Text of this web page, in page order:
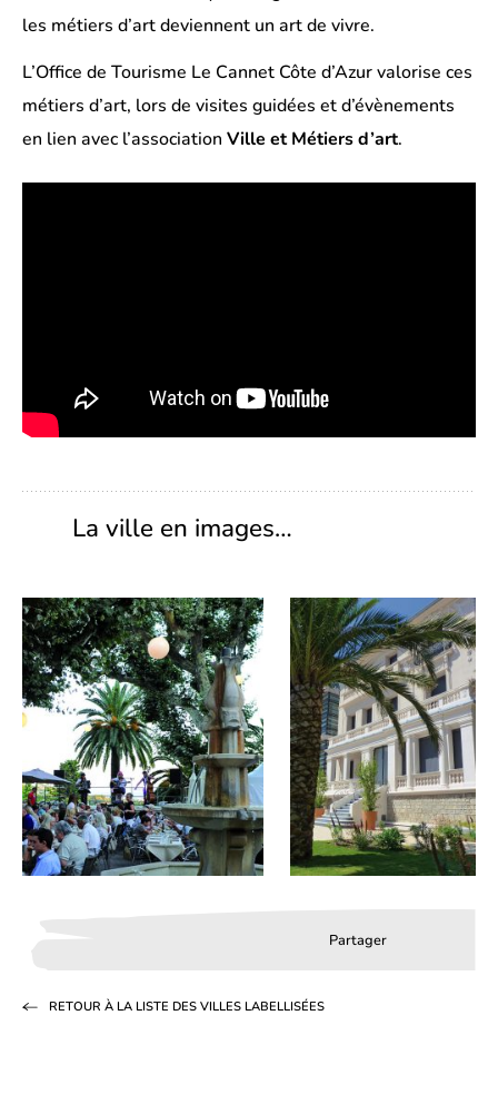
les métiers d’art deviennent un art de vivre.
L’Office de Tourisme Le Cannet Côte d’Azur valorise ces
métiers d’art, lors de visites guidées et d’évènements
en lien avec l’association Ville et Métiers d’art.
La ville en images…
Partager
RETOUR À LA LISTE DES VILLES LABELLISÉES